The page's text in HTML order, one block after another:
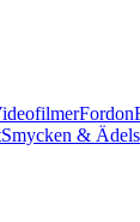
Fordon
Smycken &